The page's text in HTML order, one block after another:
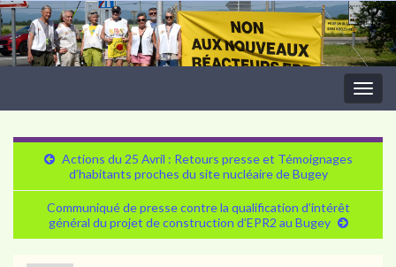
Actions du 25 Avril : Retours presse et Témoignages
d’habitants proches du site nucléaire de Bugey
Communiqué de presse contre la qualification d’intérêt
général du projet de construction d’EPR2 au Bugey